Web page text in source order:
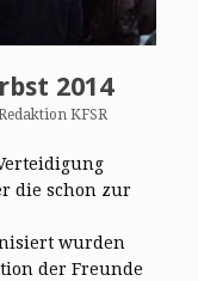
2014
KFSR
die schon zur
wurden
der Freunde